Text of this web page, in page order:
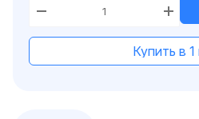
Купить в 1